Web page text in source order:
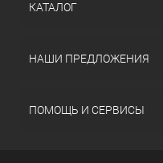
КАТАЛОГ
НАШИ ПРЕДЛОЖЕНИЯ
ПОМОЩЬ И СЕРВИСЫ